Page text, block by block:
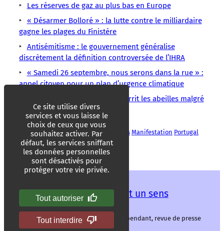
Les réserves de gaz au plus bas en Europe
« Désarmer Bolloré » : la lutte contre le milliardaire
gagne les plages du Finistère
Antisémitisme : le gouvernement généralise
discrètement la définition controversée de l’IHRA
« Samedi 26 septembre, nous serons dans la rue » :
appel citoyen pour un plan d’urgence climatique
Dans la Marne, la luzerne nourrit les abeilles malgré
la sécheresse
Conditions de travail Grève Initiatives Manifestation Portugal
Précarité Temps de travail Travail
Les mots ont un sens
Les mots ont un sens, média libre et indépendant, revue de presse
alternative.
Ce site utilise divers
services et vous laisse le
choix de ceux que vous
souhaitez activer. Par
défaut, les services sniffant
les données personnelles
sont désactivés pour
protéger votre vie privée.
Tout autoriser
Tout interdire